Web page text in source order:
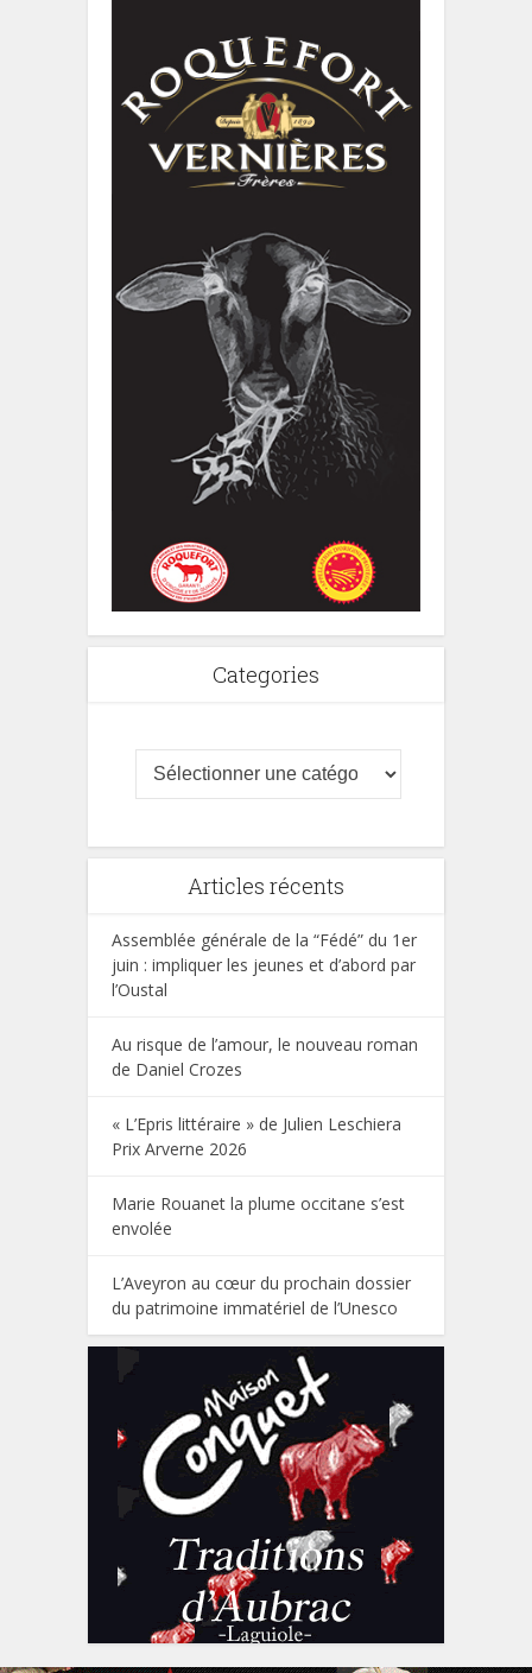
Categories
Articles récents
Assemblée générale de la “Fédé” du 1er
juin : impliquer les jeunes et d’abord par
l’Oustal
Au risque de l’amour, le nouveau roman
de Daniel Crozes
« L’Epris littéraire » de Julien Leschiera
Prix Arverne 2026
Marie Rouanet la plume occitane s’est
envolée
L’Aveyron au cœur du prochain dossier
du patrimoine immatériel de l’Unesco